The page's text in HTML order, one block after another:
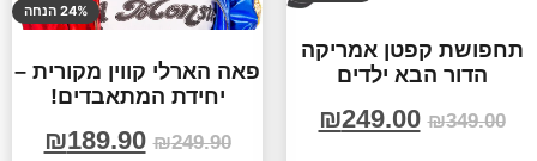
תחפושת קפטן אמריקה
הדור הבא ילדים
₪349.00
₪249.00
24% הנחה
פאה הארלי קווין מקורית –
יחידת המתאבדים!
₪249.90
₪189.90